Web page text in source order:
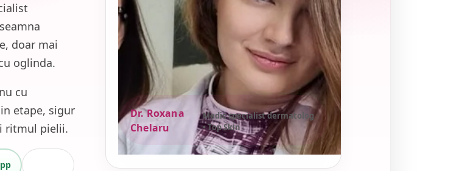
doar mai
oglinda.
cu
etape, sigur
ritmul pielii.
Dr. Roxana
Chelaru
Medic specialist dermatolog
• Top Skin